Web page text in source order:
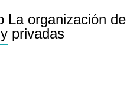
La organización de
privadas